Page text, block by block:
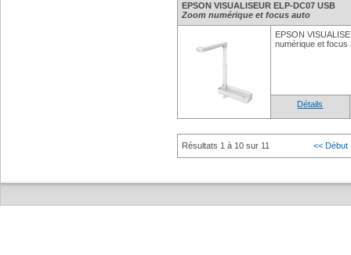
EPSON VISUALISEUR ELP-DC07 USB
Zoom numérique et focus auto
EPSON
numérique et focus
Détails
Résultats 1 à 10 sur 11 << Début